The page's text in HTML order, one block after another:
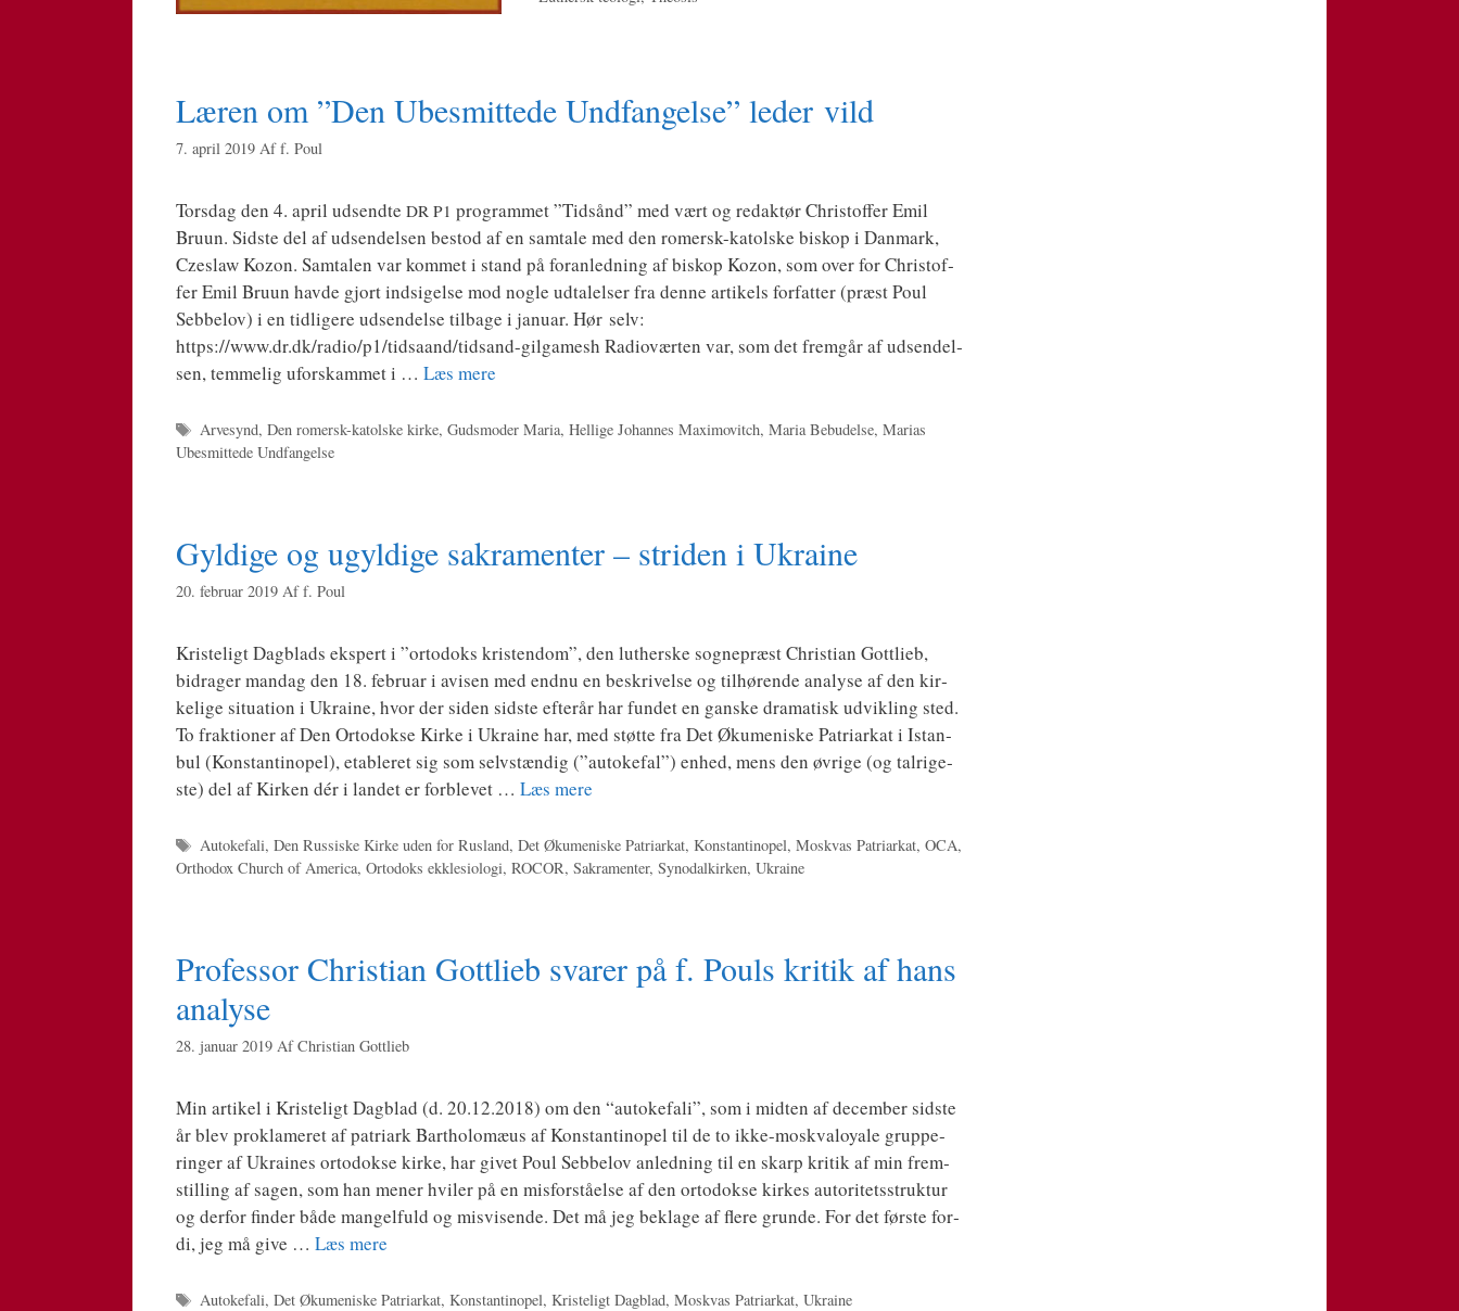
Læren om ”Den Ubesmittede Undfangelse” leder vild
7. april 2019 Aff. Poul
Tors­dag den 4. april udsend­te DR P1 pro­gram­met ”Tidsånd” med vært og redak­tør Chri­stof­fer Emil
Bruun. Sid­ste del af udsen­del­sen bestod af en sam­ta­le med den romersk-katol­­ske biskop i Dan­mark,
Czeslaw Kozon. Sam­ta­len var kom­met i stand på for­an­led­ning af biskop Kozon, som over for Chri­stof­
fer Emil Bruun hav­de gjort ind­si­gel­se mod nog­le udta­lel­ser fra den­ne arti­kels for­fat­ter (præst Poul
Seb­be­lov) i en tid­li­ge­re udsen­del­se til­ba­ge i janu­ar. Hør selv:
https://www.dr.dk/radio/p1/tidsaand/tidsand-gilgamesh Radiovær­ten var, som det frem­går af udsen­del­
sen, tem­me­lig uforskam­met i … Læs mere
Tags
Arvesynd, Den romersk-katolske kirke, Gudsmoder Maria, Hellige Johannes Maximovitch, Maria Bebudelse, Marias
Ubesmittede Undfangelse
Gyldige og ugyldige sakramenter – striden i Ukraine
20. februar 2019 Aff. Poul
Kri­ste­ligt Dag­blads eks­pert i ”orto­doks kri­sten­dom”, den lut­her­ske sog­ne­præst Chri­sti­an Gott­lieb,
bidra­ger man­dag den 18. febru­ar i avi­sen med end­nu en beskri­vel­se og til­hø­ren­de ana­ly­se af den kir­
ke­li­ge situ­a­tion i Ukrai­ne, hvor der siden sid­ste efter­år har fun­det en gan­ske dra­ma­tisk udvik­ling sted.
To frak­tio­ner af Den Orto­dok­se Kir­ke i Ukrai­ne har, med støt­te fra Det Øku­me­ni­ske Patri­ar­kat i Istan­
bul (Kon­stan­ti­no­pel), etab­le­ret sig som selv­stæn­dig (”auto­ke­fal”) enhed, mens den øvri­ge (og tal­ri­ge­
ste) del af Kir­ken dér i lan­det er for­ble­vet … Læs mere
Tags
Autokefali, Den Russiske Kirke uden for Rusland, Det Økumeniske Patriarkat, Konstantinopel, Moskvas Patriarkat, OCA,
Orthodox Church of America, Ortodoks ekklesiologi, ROCOR, Sakramenter, Synodalkirken, Ukraine
Professor Christian Gottlieb svarer på f. Pouls kritik af hans
analyse
28. januar 2019 AfChristian Gottlieb
Min arti­kel i Kri­ste­ligt Dag­blad (d. 20.12.2018) om den “auto­ke­fa­li”, som i mid­ten af decem­ber sid­ste
år blev prok­la­me­ret af patri­ark Bart­ho­lo­mæus af Kon­stan­ti­no­pel til de to ikke-moskva­loy­a­­le grup­pe­
rin­ger af Ukrai­nes orto­dok­se kir­ke, har givet Poul Seb­be­lov anled­ning til en skarp kri­tik af min frem­
stil­ling af sagen, som han mener hvi­ler på en mis­for­stå­el­se af den orto­dok­se kir­kes auto­ri­tets­struk­tur
og der­for fin­der både man­gel­fuld og mis­vi­sen­de. Det må jeg bekla­ge af fle­re grun­de. For det før­ste for­
di, jeg må give … Læs mere
Tags
Autokefali, Det Økumeniske Patriarkat, Konstantinopel, Kristeligt Dagblad, Moskvas Patriarkat, Ukraine